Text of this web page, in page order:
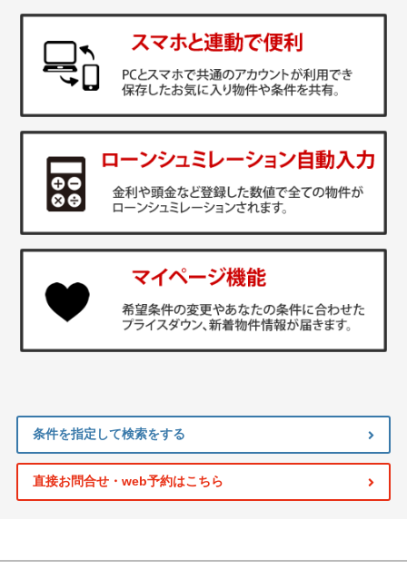
条件を指定して検索をする
直接お問合せ・web予約はこちら